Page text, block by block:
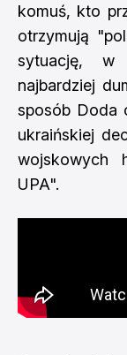
komuś, kto
otrzymują
sytuację, w
najbardziej
sposób Doda
ukraińskiej
wojskowych
UPA".